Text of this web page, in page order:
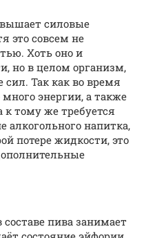
силовые
это совсем не
Хоть оно и
но в целом организм,
сил. Так как во время
энергии, а также
тому же требуется
алкогольного напитка,
потере жидкости, это
пива занимает